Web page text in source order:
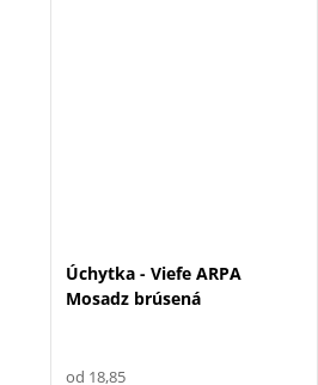
Úchytka - Viefe ARPA
Mosadz brúsená
od 18,85